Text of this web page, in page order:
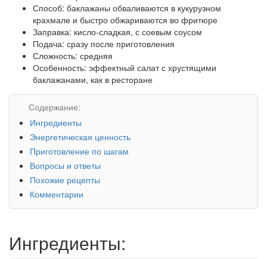
Способ: баклажаны обваливаются в кукурузном
крахмале и быстро обжариваются во фритюре
Заправка: кисло-сладкая, с соевым соусом
Подача: сразу после приготовления
Сложность: средняя
Особенность: эффектный салат с хрустящими
баклажанами, как в ресторане
Содержание:
Ингредиенты
Энергетическая ценность
Приготовление по шагам
Вопросы и ответы
Похожие рецепты
Комментарии
Ингредиенты: